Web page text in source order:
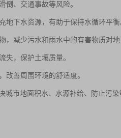
倒、交通事故等风险。
下水资源，有助于保持水循环平衡
减少污水和雨水中的有害物质对地
失，保护土壤质量。
改善周围环境的舒适度。
市地面积水、水源补给、防止污